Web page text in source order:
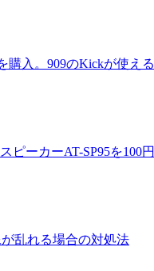
購入。909のKickが使える
ピーカーAT-SP95を100円
が乱れる場合の対処法